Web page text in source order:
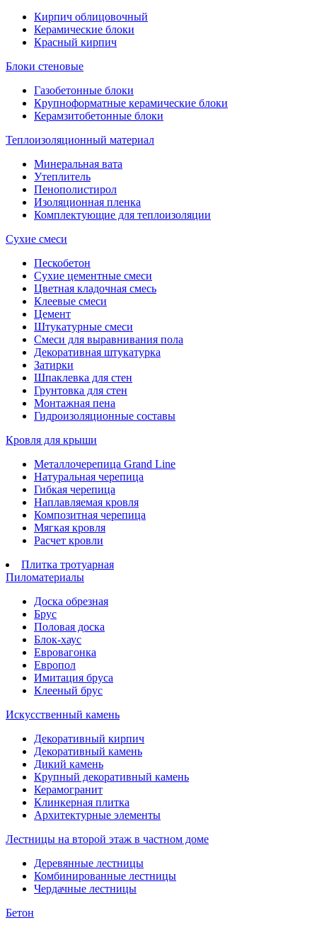
Кирпич облицовочный
Керамические блоки
Красный кирпич
Блоки стеновые
Газобетонные блоки
Крупноформатные керамические блоки
Керамзитобетонные блоки
Теплоизоляционный материал
Минеральная вата
Утеплитель
Пенополистирол
Изоляционная пленка
Комплектующие для теплоизоляции
Сухие смеси
Пескобетон
Сухие цементные смеси
Цветная кладочная смесь
Клеевые смеси
Цемент
Штукатурные смеси
Смеси для выравнивания пола
Декоративная штукатурка
Затирки
Шпаклевка для стен
Грунтовка для стен
Монтажная пена
Гидроизоляционные составы
Кровля для крыши
Металлочерепица Grand Line
Натуральная черепица
Гибкая черепица
Наплавляемая кровля
Композитная черепица
Мягкая кровля
Расчет кровли
Плитка тротуарная
Пиломатериалы
Доска обрезная
Брус
Половая доска
Блок-хаус
Евровагонка
Европол
Имитация бруса
Клееный брус
Искусственный камень
Декоративный кирпич
Декоративный камень
Дикий камень
Крупный декоративный камень
Керамогранит
Клинкерная плитка
Архитектурные элементы
Лестницы на второй этаж в частном доме
Деревянные лестницы
Комбинированные лестницы
Чердачные лестницы
Бетон